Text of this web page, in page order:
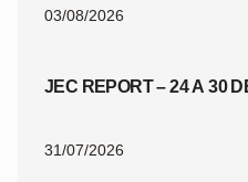
03/08/2026
JEC REPORT – 24 A 30
31/07/2026